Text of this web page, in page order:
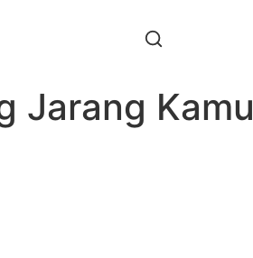
Jarang Kamu